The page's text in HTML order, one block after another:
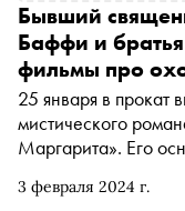
3 февраля 2024 г.
Бывший
Баффи и
фильмы про
25 января в прокат вышла новая экранизация
мистического
Маргарита». Его
его свиты. «Сноб»